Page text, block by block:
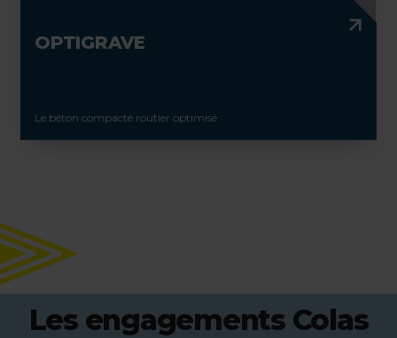
OPTIGRAVE
Le béton compacté routier optimisé
Les engagements Colas